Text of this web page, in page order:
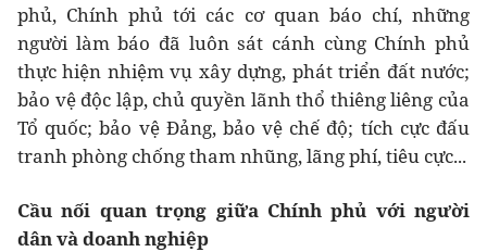
phủ, Chính phủ tới các cơ quan báo chí, những
người làm báo đã luôn sát cánh cùng Chính phủ
thực hiện nhiệm vụ xây dựng, phát triển đất nước;
bảo vệ độc lập, chủ quyền lãnh thổ thiêng liêng của
Tổ quốc; bảo vệ Đảng, bảo vệ chế độ; tích cực đấu
tranh phòng chống tham nhũng, lãng phí, tiêu cực...
Cầu nối quan trọng giữa Chính phủ với người
dân và doanh nghiệp